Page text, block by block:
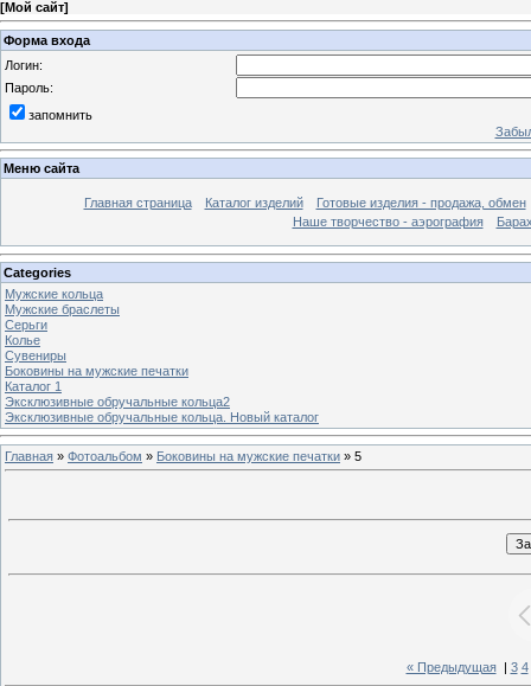
[Мой сайт]
Форма входа
Логин:
Пароль:
запомнить
Меню сайта
Главная страница Каталог изделий
Готовые изделия - продажа, обмен
Наше творчество - аэрография
Categories
Мужские кольца
Мужские браслеты
Серьги
Колье
Сувениры
Боковины на мужские печатки
Каталог 1
Эксклюзивные обручальные кольца2
Эксклюзивные обручальные кольца. Новый каталог
Главная » Фотоальбом » Боковины на мужские печатки » 5
« Предыдущая| 3 4